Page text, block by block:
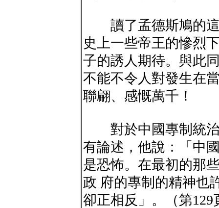
讀了孟德斯鳩的這
史上一些帝王的慘烈
子的誘人期待。與此
不能不令人對發生在
聯翩、感慨萬千！
對於中國專制統治
有論述，他說：「中
是恐怖。在最初的那
政 府的專制的精神也
卻正相反」。（第